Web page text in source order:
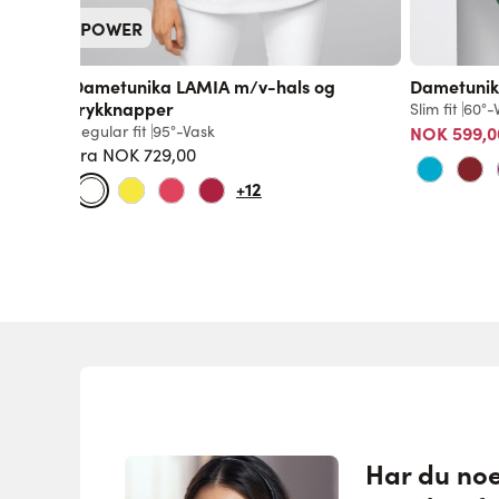
POWER
Dametunika LAMIA m/v-hals og
trykknapper
Regular fit 95°-Vask
Fra NOK 729,00Vanlig pris
+12
Slim fit 60°-
NOK
Har du